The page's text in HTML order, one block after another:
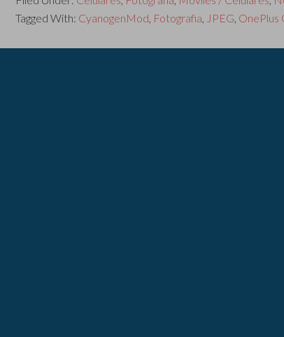
Tagged With: CyanogenMod Fotografia JPEG OnePlus